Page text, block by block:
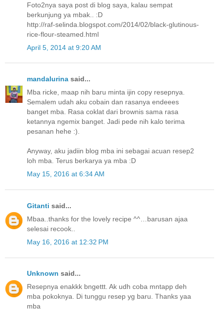
Foto2nya saya post di blog saya, kalau sempat
berkunjung ya mbak.. :D
http://raf-selinda.blogspot.com/2014/02/black-glutinous-
rice-flour-steamed.html
April 5, 2014 at 9:20 AM
mandalurina said...
Mba ricke, maap nih baru minta ijin copy resepnya.
Semalem udah aku cobain dan rasanya endeees
banget mba. Rasa coklat dari brownis sama rasa
ketannya ngemix banget. Jadi pede nih kalo terima
pesanan hehe :).
Anyway, aku jadiin blog mba ini sebagai acuan resep2
loh mba. Terus berkarya ya mba :D
May 15, 2016 at 6:34 AM
Gitanti said...
Mbaa..thanks for the lovely recipe ^^…barusan ajaa
selesai recook..
May 16, 2016 at 12:32 PM
Unknown said...
Resepnya enakkk bngettt. Ak udh coba mntapp deh
mba pokoknya. Di tunggu resep yg baru. Thanks yaa
mba